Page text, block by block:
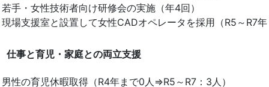
手・女性技術者向け研修会の実施（年4回）
場支援室と設置して女性CADオペレータを採用（R5～R7
仕事と育児・家庭との両立支援
性の育児休暇取得（R4年まで0人⇒R5～R7：3人）